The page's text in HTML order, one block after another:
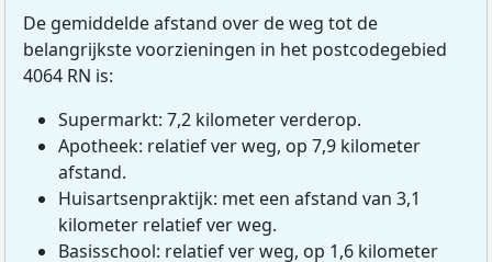
De gemiddelde afstand over de weg tot de
belangrijkste voorzieningen in het postcodegebied
4064 RN is:
Supermarkt: 7,2 kilometer verderop.
Apotheek: relatief ver weg, op 7,9 kilometer
afstand.
Huisartsenpraktijk: met een afstand van 3,1
kilometer relatief ver weg.
Basisschool: relatief ver weg, op 1,6 kilometer